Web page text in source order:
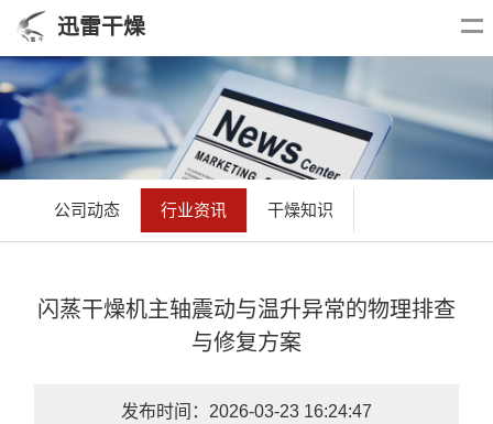
迅雷干燥
公司动态 行业资讯 干燥知识
闪蒸干燥机主轴震动与温升异常的物理排查
与修复方案
发布时间：2026-03-23 16:24:47